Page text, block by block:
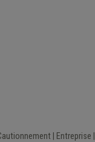
| Entreprise